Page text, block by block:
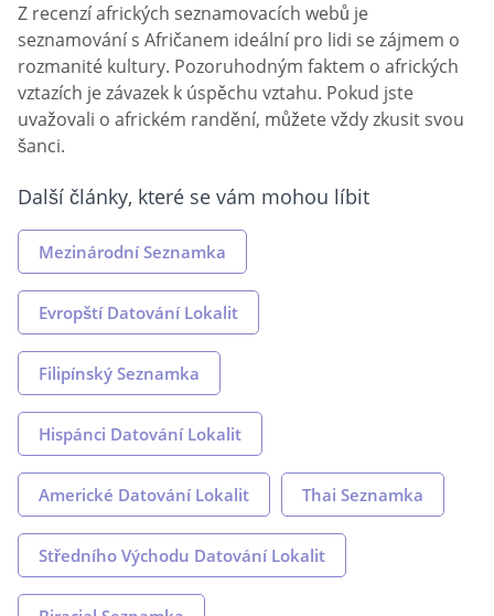
Z recenzí afrických seznamovacích webů je
seznamování s Afričanem ideální pro lidi se zájmem o
rozmanité kultury. Pozoruhodným faktem o afrických
vztazích je závazek k úspěchu vztahu. Pokud jste
uvažovali o africkém randění, můžete vždy zkusit svou
šanci.
Další články, které se vám mohou líbit
Mezinárodní Seznamka
Evropští Datování Lokalit
Filipínský Seznamka
Hispánci Datování Lokalit
Americké Datování Lokalit Thai Seznamka
Středního Východu Datování Lokalit